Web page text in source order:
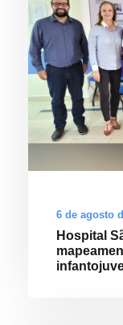
6 de agosto
Hospital